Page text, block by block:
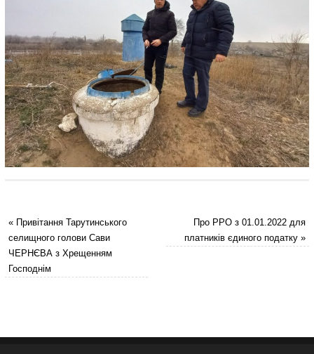
«Привітання Тарутинського
селищного голови Сави
ЧЕРНЄВА з Хрещенням
Господнім
Про РРО з 01.01.2022 для
платників єдиного податку»